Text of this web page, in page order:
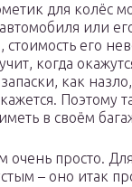
для колёс
или
стоимость его
когда
как
Поэтому
в своём
очень просто.
– оно итак